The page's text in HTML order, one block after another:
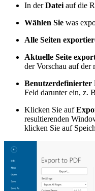
In derDatei auf die
Wählen Sie was
Alle Seiten
Aktuelle Seite
der Vorschau auf der
Benutzerdefinierter
Feld darunter ein, z.
Klicken Sie auf
resultierenden
klicken Sie auf